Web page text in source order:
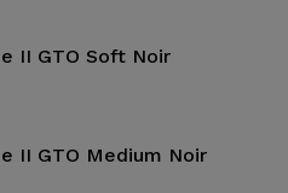
II GTO Soft Noir
II GTO Medium Noir